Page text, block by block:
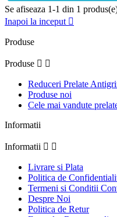
Se afiseaza 1-1 din 1
Inapoi la inceput 
Produse
Produse  
Reduceri Prelate
Produse noi
Cele mai vandute
Informatii
Informatii  
Livrare si Plata
Politica de
Termeni si Conditii
Despre Noi
Politica de Retur